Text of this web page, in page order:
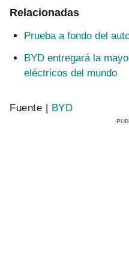
Relacionadas
Prueba a fondo del
BYD entregará la
eléctricos del mundo
Fuente | BYD